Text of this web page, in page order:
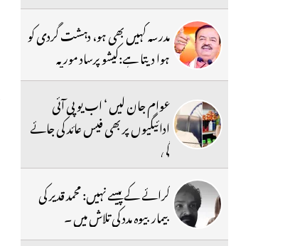
مدرسہ کہیں بھی ہو، دہشت گردی کو
ہوا دیتا ہے:کیشو پرساد موریہ
عوام جان لیں ‘ اب یو پی آئی
ادائیگیوں پر بھی فیس عائد کی جائے
گی
کرائے کے پیسے نہیں: محمد قدیر کی
بیمار بیوہ مدد کی تلاش میں ۔